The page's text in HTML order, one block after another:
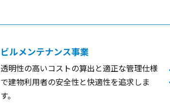
ビルメンテナンス事業
透明性の高いコストの算出と適正な管理仕様
で建物利用者の安全性と快適性を追求しま
す。